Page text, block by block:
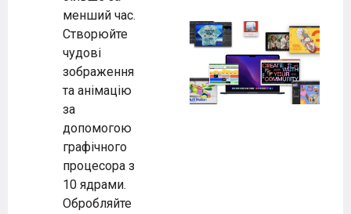
менший час.
Створюйте
чудові
зображення
та анімацію
за
допомогою
графічного
процесора з
10 ядрами.
Обробляйте